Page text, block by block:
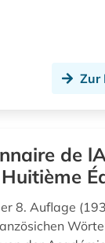
Zur
de
8. Auflage